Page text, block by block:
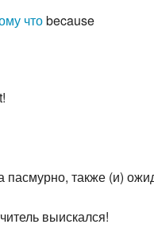
чтоbecause
пасмурно, также (и)
выискался!